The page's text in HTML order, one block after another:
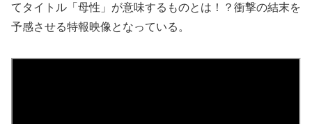
てタイトル「母性」が意味するものとは！？衝撃の結末を
予感させる特報映像となっている。